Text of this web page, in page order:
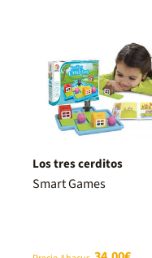
Los tres cerditos
Smart Games